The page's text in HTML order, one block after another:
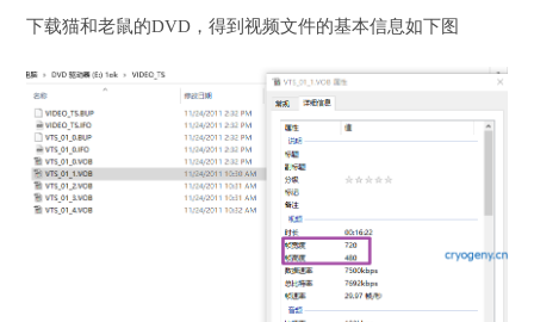
下载猫和老鼠的DVD，得到视频文件的基本信息如下图